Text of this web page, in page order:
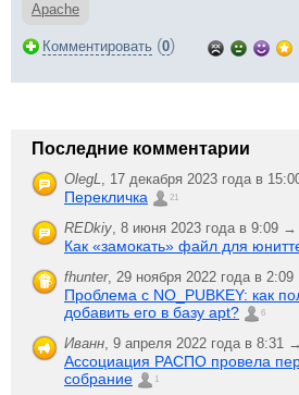
Apache
Комментировать (0)
Последние комментарии
OlegL, 17 декабря 2023 года в
Перекличка 21
REDkiy, 8 июня 2023 года в 9:09 →
Как «замокать» файл для
fhunter, 29 ноября 2022 года в
Проблема с NO_PUBKEY: как
добавить его в базу apt?
6
Иванн, 9 апреля 2022 года в 8:31 →
Ассоциация РАСПО провела
собрание
1